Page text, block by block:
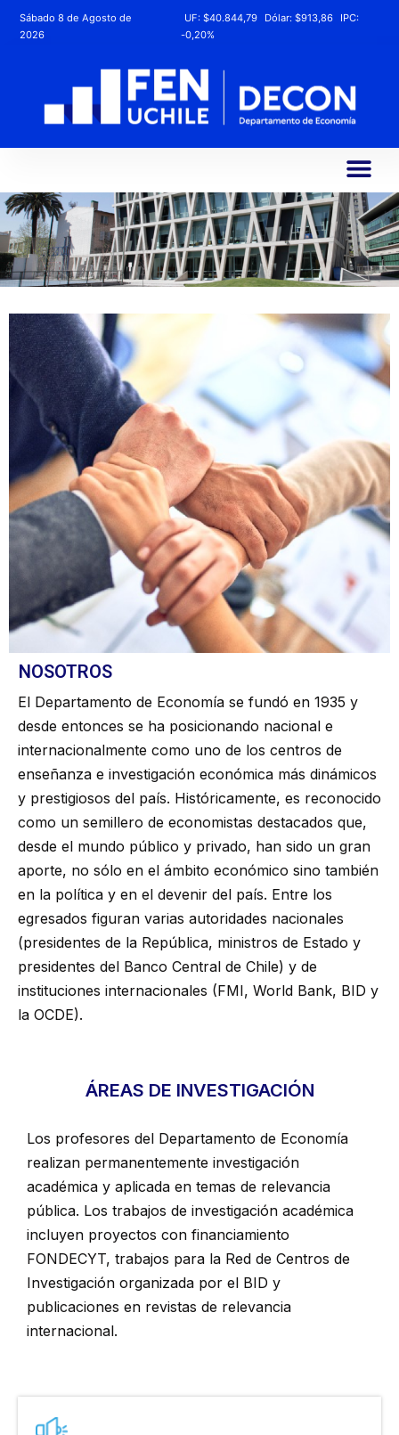
Sábado 8 de Agosto de
2026
UF:$40.844,79 Dólar:$913,86
IPC:
-0,20%
NOSOTROS
El Departamento de Economía se fundó en 1935 y
desde entonces se ha posicionando nacional e
internacionalmente como uno de los centros de
enseñanza e investigación económica más dinámicos
y prestigiosos del país. Históricamente, es reconocido
como un semillero de economistas destacados que,
desde el mundo público y privado, han sido un gran
aporte, no sólo en el ámbito económico sino también
en la política y en el devenir del país. Entre los
egresados figuran varias autoridades nacionales
(presidentes de la República, ministros de Estado y
presidentes del Banco Central de Chile) y de
instituciones internacionales (FMI, World Bank, BID y
la OCDE).
ÁREAS DE INVESTIGACIÓN
Los profesores del Departamento de Economía
realizan permanentemente investigación
académica y aplicada en temas de relevancia
pública. Los trabajos de investigación académica
incluyen proyectos con financiamiento
FONDECYT, trabajos para la Red de Centros de
Investigación organizada por el BID y
publicaciones en revistas de relevancia
internacional.